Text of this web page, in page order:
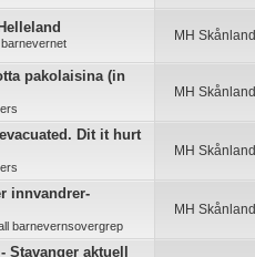
MH Skånland
pakolaisina (in
MH Skånland
Dit it hurt
MH Skånland
innvandrer-
barnevernsovergrep
MH Skånland
Stavanger aktuell